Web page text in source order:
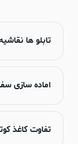
تابلو ها
اماده سازی
تفاوت کاغذ